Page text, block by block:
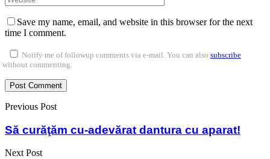
Save my name, email, and website in this browser for the next
time I comment.
Notify me of followup comments via e-mail. You can also subscribe
without commenting.
Previous Post
Să curăţăm cu-adevărat dantura cu aparat!
Next Post